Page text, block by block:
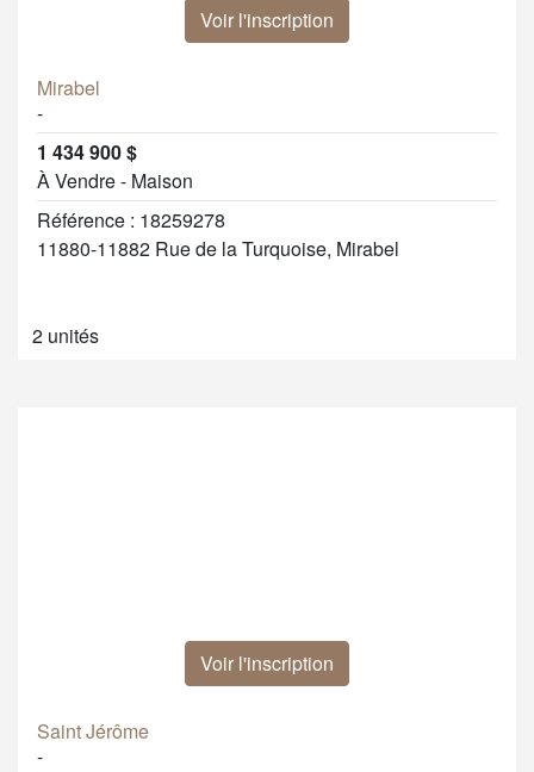
Voir l'inscription
Mirabel
-
1 434 900 $
À Vendre - Maison
Référence : 18259278
11880-11882 Rue de la Turquoise, Mirabel
2 unités
Voir l'inscription
Saint Jérôme
-